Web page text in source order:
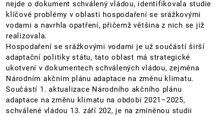
nejde o dokument schválený vládou, identifikovala studie
klíčové problémy v oblasti hospodaření se srážkovými
vodami a navrhla opatření, přičemž většina z nich se již
realizovala.
Hospodaření se srážkovými vodami je už součástí širší
adaptační politiky státu, tato oblast má strategické
ukotvení v dokumentech schválených vládou, zejména
Národním akčním plánu adaptace na změnu klimatu.
Součástí 1. aktualizace Národního akčního plánu
adaptace na změnu klimatu na období 2021–2025,
schválené vládou 13. září 202, je na zmíněnou studii